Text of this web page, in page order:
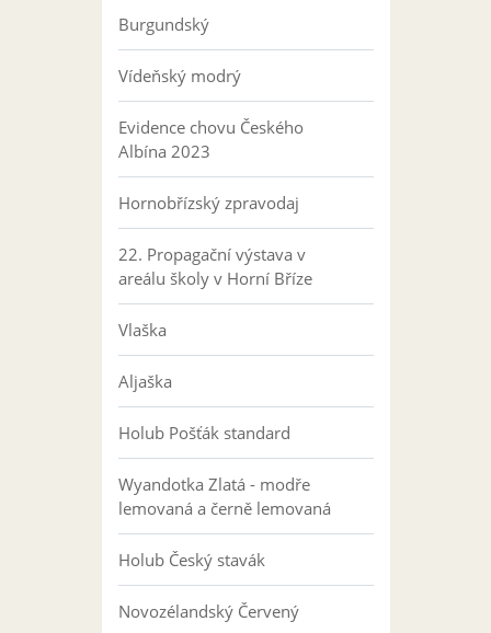
Burgundský
Vídeňský modrý
Evidence chovu Českého
Albína 2023
Hornobřízský zpravodaj
22. Propagační výstava v
areálu školy v Horní Bříze
Vlaška
Aljaška
Holub Pošťák standard
Wyandotka Zlatá - modře
lemovaná a černě lemovaná
Holub Český stavák
Novozélandský Červený